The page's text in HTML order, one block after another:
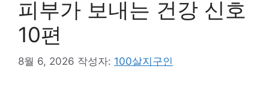
피부가 보내는 건강 신호
10편
8월 6, 2026 작성자: 100살지구인